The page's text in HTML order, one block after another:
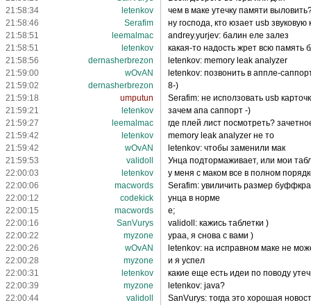
21:58:34
letenkov
чем в маке утечку памяти
21:58:46
Serafim
ну господа, кто юзает usb звуковую
21:58:51
leemalmac
andrey.yurjev: балин еле залез
21:58:51
letenkov
какая-то надость жрет всю память
21:58:56
dernasherbrezon
letenkov: memory leak analyzer
21:59:00
wOvAN
letenkov: позвонить в аппле-
21:59:02
dernasherbrezon
8-)
21:59:18
umputun
Serafim: не исползовать usb
21:59:21
letenkov
зачем апа саппорт -)
21:59:27
leemalmac
где плей лист посмотреть?
21:59:42
letenkov
memory leak analyzer не то
21:59:42
wOvAN
letenkov: чтобы заменили мак
21:59:53
validoll
Унца подтормаживает, или мои
22:00:03
letenkov
у меня с маком все в полном
22:00:06
macwords
Serafim: увиличить размер буффкра
22:00:12
codekick
унца в норме
22:00:15
macwords
е;
22:00:16
SanVurys
validoll: кажись таблетки )
22:00:22
myzone
ураа, я снова с вами )
22:00:26
wOvAN
letenkov: на исправном маке не
22:00:28
myzone
и я успел
22:00:31
letenkov
какие еще есть идеи по поводу
22:00:39
myzone
letenkov: java?
22:00:44
validoll
SanVurys: тогда это хорошая